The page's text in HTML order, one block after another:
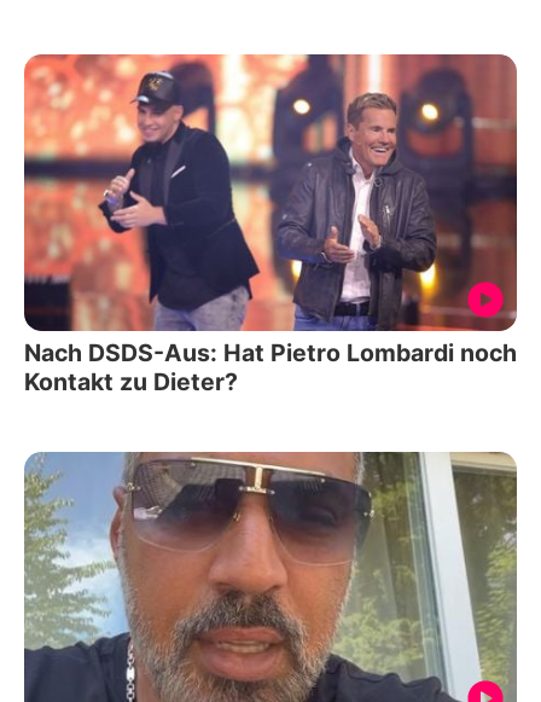
Nach DSDS-Aus: Hat Pietro Lombardi noch
Kontakt zu Dieter?